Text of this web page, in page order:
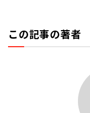
この記事の著者